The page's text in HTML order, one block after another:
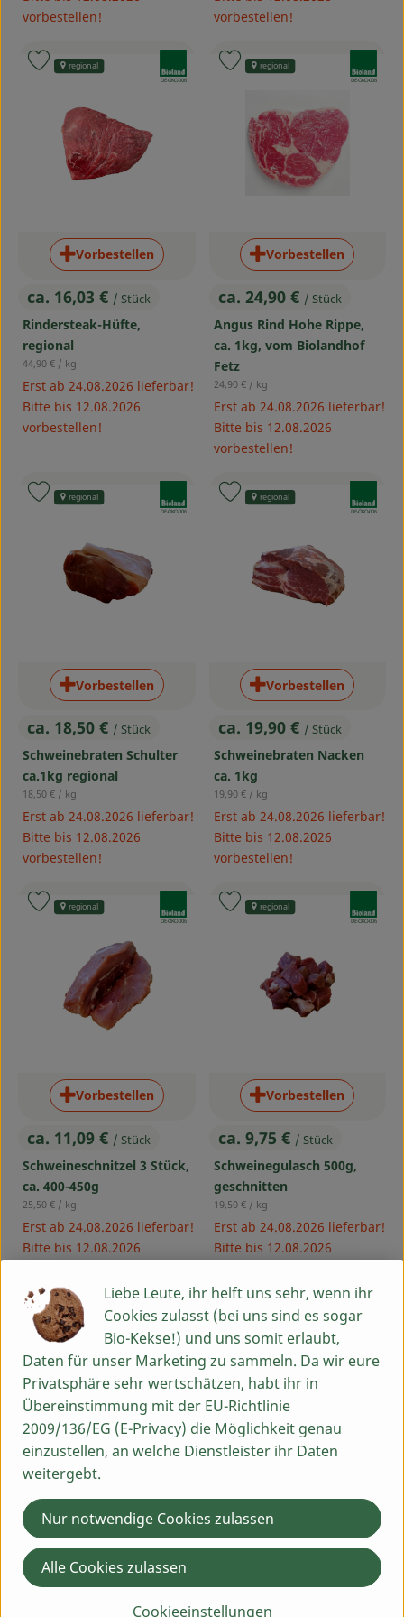
vorbestellen!
vorbestellen!
, Preis:
ca. 16,03 € / Stück
Rindersteak-Hüfte,
regional
, Referenzpreis:
44,90 € / kg
Erst ab 24.08.2026 lieferbar!
Bitte bis 12.08.2026
vorbestellen!
Vorbestellen
, Kontrollstelle:
DE-ÖKO-006
regional
Produkt zu Favouriten hinzufügen
, Preis:
ca. 24,90 € / Stück
Angus Rind Hohe Rippe,
ca. 1kg, vom Biolandhof
Fetz
, Referenzpreis:
24,90 € / kg
Erst ab 24.08.2026 lieferbar!
Bitte bis 12.08.2026
vorbestellen!
Vorbestellen
, Kontrollstelle:
DE-ÖKO-006
regional
Produkt zu Favouriten
, Preis:
ca. 18,50 € / Stück
Schweinebraten Schulter
ca.1kg regional
, Referenzpreis:
18,50 € / kg
Erst ab 24.08.2026 lieferbar!
Bitte bis 12.08.2026
vorbestellen!
Vorbestellen
, Kontrollstelle:
DE-ÖKO-006
regional
Produkt zu Favouriten hinzufügen
, Preis:
ca. 19,90 € / Stück
Schweinebraten Nacken
ca. 1kg
, Referenzpreis:
19,90 € / kg
Erst ab 24.08.2026 lieferbar!
Bitte bis 12.08.2026
vorbestellen!
Vorbestellen
, Kontrollstelle:
DE-ÖKO-006
regional
Produkt zu Favouriten
, Preis:
ca. 11,09 € / Stück
Schweineschnitzel 3 Stück,
ca. 400-450g
, Referenzpreis:
25,50 € / kg
Erst ab 24.08.2026 lieferbar!
Bitte bis 12.08.2026
Vorbestellen
, Kontrollstelle:
DE-ÖKO-006
regional
Produkt zu Favouriten hinzufügen
, Preis:
ca. 9,75 € / Stück
Schweinegulasch 500g,
geschnitten
, Referenzpreis:
19,50 € / kg
Erst ab 24.08.2026 lieferbar!
Bitte bis 12.08.2026
Vorbestellen
, Kontrollstelle:
DE-ÖKO-006
regional
Produkt zu Favouriten
, Preis:
ca. 11,03 €/ Stück
Schweinefilet, ca 300-400g
, Verband:
, Kontrollstelle:
DE-ÖKO-006
regional
Produkt zu Favouriten hinzufügen
ca. 27,90 €/ Stück
, Referenzpreis:
27,90 €/ kg
regional
Produkt zu Favouriten
Liebe Leute, ihr helft uns sehr, wenn ihr
Cookies zulasst (bei uns sind es sogar
Bio-Kekse!) und uns somit erlaubt,
Daten für unser Marketing zu sammeln. Da wir eure
Privatsphäre sehr wertschätzen, habt ihr in
Übereinstimmung mit der EU-Richtlinie
2009/136/EG (E-Privacy) die Möglichkeit genau
einzustellen, an welche Dienstleister ihr Daten
weitergebt.
Cookieeinstellungen
Nur notwendige Cookies zulassen
Alle Cookies zulassen